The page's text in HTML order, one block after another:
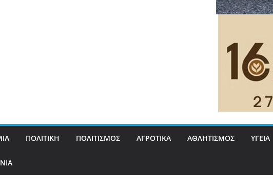
ΠΟΛΙΤΙΚΗ ΠΟΛΙΤΙΣΜΟΣ ΑΓΡΟΤΙΚΑ ΑΘΛΗΤΙΣΜΟΣ ΥΓΕΙΑ